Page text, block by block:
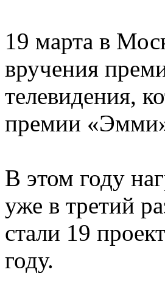
19 марта в
вручения
телевидения,
премии
В этом году
уже в третий
стали 19
году.